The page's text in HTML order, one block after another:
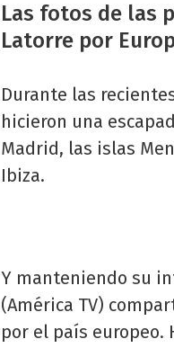
Las fotos de las
Latorre por
Durante las
hicieron una
Madrid, las islas
Ibiza.
Y manteniendo su
(América TV)
por el país europeo.